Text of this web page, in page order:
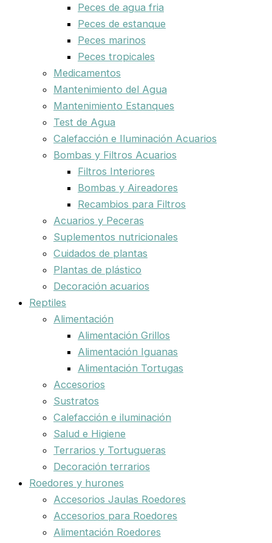
Peces de agua fria
Peces de estanque
Peces marinos
Peces tropicales
Medicamentos
Mantenimiento del Agua
Mantenimiento Estanques
Test de Agua
Calefacción e Iluminación Acuarios
Bombas y Filtros Acuarios
Filtros Interiores
Bombas y Aireadores
Recambios para Filtros
Acuarios y Peceras
Suplementos nutricionales
Cuidados de plantas
Plantas de plástico
Decoración acuarios
Reptiles
Alimentación
Alimentación Grillos
Alimentación Iguanas
Alimentación Tortugas
Accesorios
Sustratos
Calefacción e iluminación
Salud e Higiene
Terrarios y Tortugueras
Decoración terrarios
Roedores y hurones
Accesorios Jaulas Roedores
Accesorios para Roedores
Alimentación Roedores